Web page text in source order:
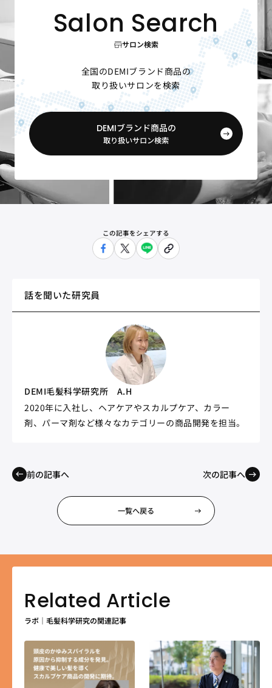
サロン検索
全国のDEMIブランド商品の
取り扱いサロンを検索
DEMIブランド商品の
取り扱いサロン検索
この記事をシェアする
話を聞いた研究員
DEMI毛髪科学研究所 A.H
2020年に入社し、ヘアケアやスカルプケア、カラー
剤、パーマ剤など様々なカテゴリーの商品開発を担当。​
前の記事へ
一覧へ戻る
次の記事へ
ラボ｜毛髪科学研究の関連記事